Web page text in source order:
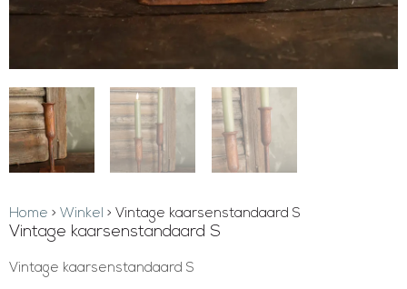
Home > Winkel > Vintage kaarsenstandaard S
Vintage kaarsenstandaard S
Vintage kaarsenstandaard S